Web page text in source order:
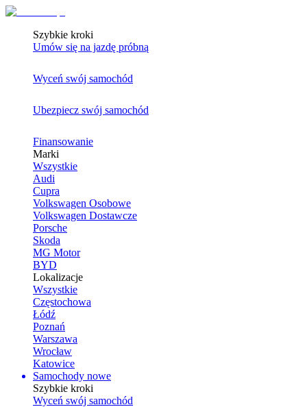
Szybkie kroki
Umów się na jazdę próbną
Wyceń swój samochód
Ubezpiecz swój samochód
Finansowanie
Marki
Wszystkie
Audi
Cupra
Volkswagen Osobowe
Volkswagen Dostawcze
Porsche
Skoda
MG Motor
BYD
Lokalizacje
Wszystkie
Częstochowa
Łódź
Poznań
Warszawa
Wrocław
Katowice
Samochody nowe
Szybkie kroki
Wyceń swój samochód